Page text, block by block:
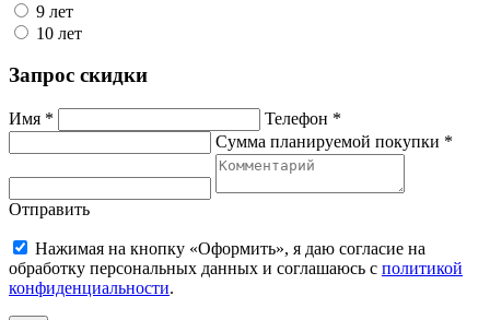
9 лет
10 лет
Запрос скидки
Имя *
Телефон *
Сумма планируемой покупки *
Отправить
Нажимая на кнопку «Оформить», я даю согласие на
обработку персональных данных и соглашаюсь c политикой
конфиденциальности.